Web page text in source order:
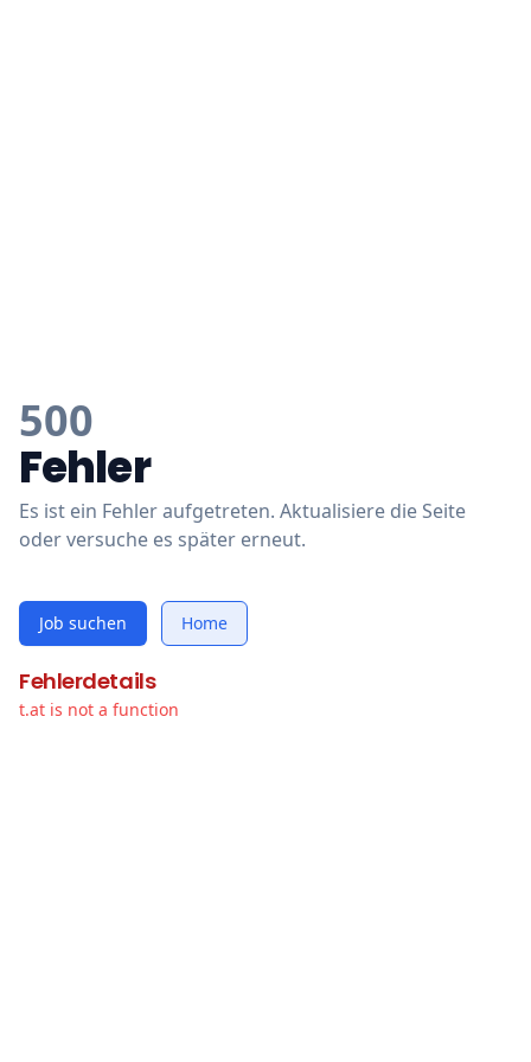
500
Fehler
Es ist ein Fehler aufgetreten. Aktualisiere die Seite
oder versuche es später erneut.
Job suchen Home
Fehlerdetails
t.at is not a function